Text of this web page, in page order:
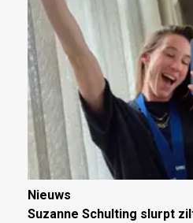
Nieuws
Suzanne Schulting slurpt